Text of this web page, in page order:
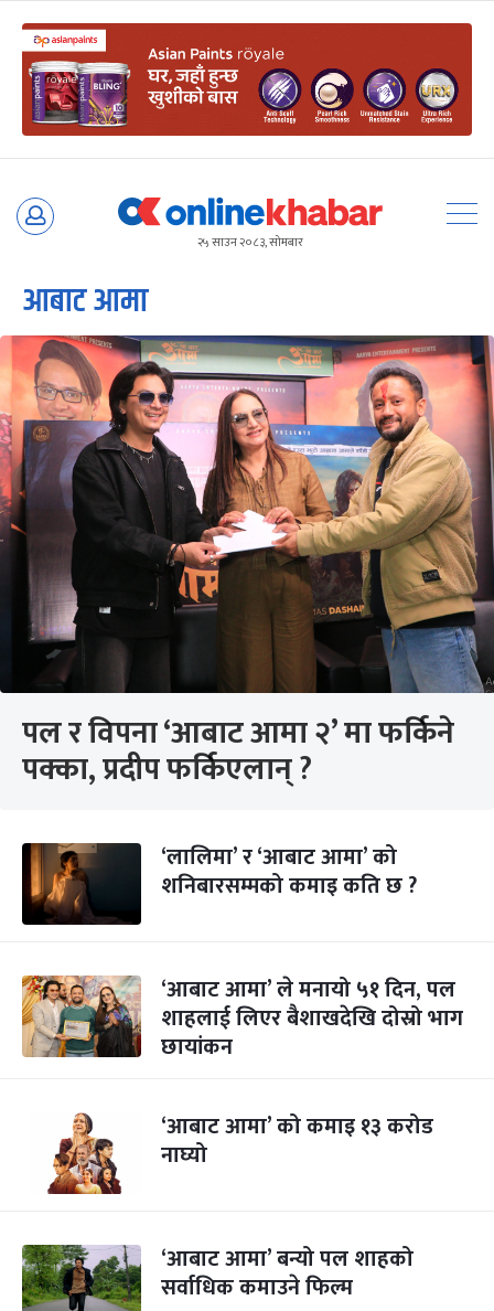
Skip
२५ साउन २०८३, सोमबार
आबाट आमा
पल र विपना ‘आबाट आमा २’ मा फर्किने
पक्का, प्रदीप फर्किएलान् ?
‘लालिमा’ र ‘आबाट आमा’ को
शनिबारसम्मको कमाइ कति छ ?
‘आबाट आमा’ ले मनायो ५१ दिन, पल
शाहलाई लिएर बैशाखदेखि दोस्रो भाग
छायांकन
‘आबाट आमा’ को कमाइ १३ करोड
नाघ्यो
‘आबाट आमा’ बन्यो पल शाहको
सर्वाधिक कमाउने फिल्म